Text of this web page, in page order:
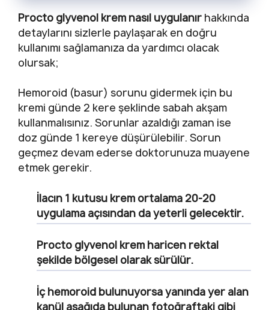
Procto glyvenol krem nasıl uygulanır hakkında
detaylarını sizlerle paylaşarak en doğru
kullanımı sağlamanıza da yardımcı olacak
olursak;
Hemoroid (basur) sorunu gidermek için bu
kremi günde 2 kere şeklinde sabah akşam
kullanmalısınız. Sorunlar azaldığı zaman ise
doz günde 1 kereye düşürülebilir. Sorun
geçmez devam ederse doktorunuza muayene
etmek gerekir.
İlacın 1 kutusu krem ortalama 20-20
uygulama açısından da yeterli gelecektir.
Procto glyvenol krem haricen rektal
şekilde bölgesel olarak sürülür.
İç hemoroid bulunuyorsa yanında yer alan
kanül aşağıda bulunan fotoğraftaki gibi